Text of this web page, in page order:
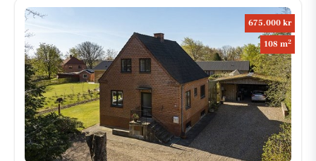
675.000 kr
108 m2